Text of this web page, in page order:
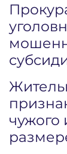
чужого